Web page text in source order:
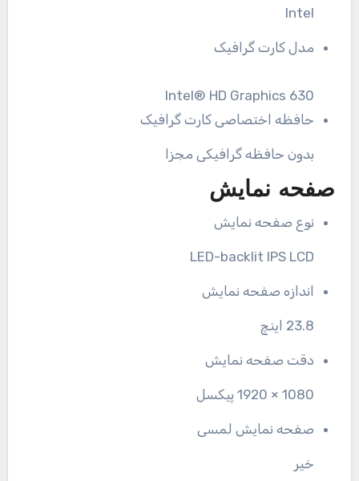
Intel
مدل کارت گرافیک
Intel® HD Graphics 630
حافظه اختصاصی کارت گرافیک
بدون حافظه گرافیکی مجزا
صفحه نمایش
نوع صفحه نمایش
LED-backlit IPS LCD
اندازه صفحه نمایش
23.8 اینچ
دقت صفحه نمایش
1080 × 1920 پیکسل
صفحه نمایش لمسی
خیر